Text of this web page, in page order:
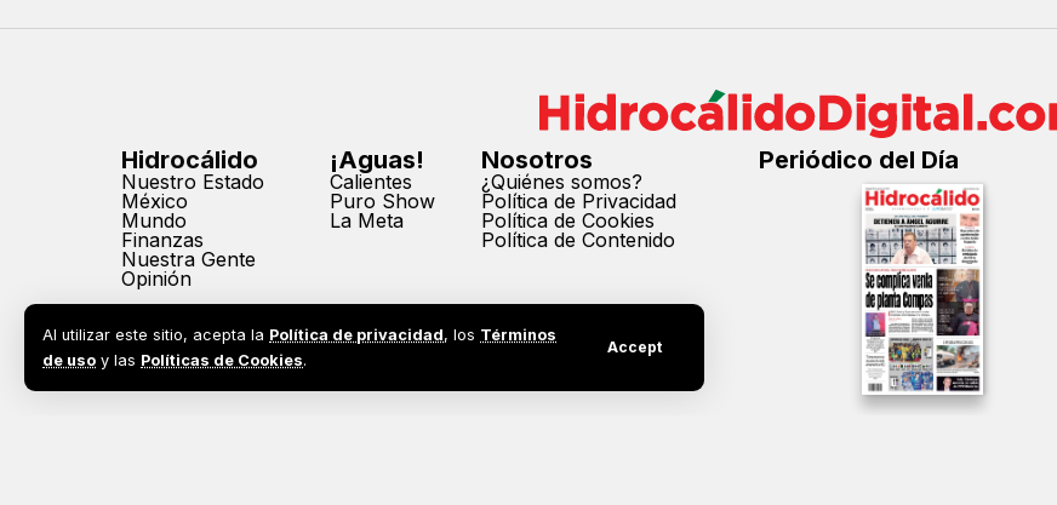
Al utilizar este sitio, acepta la Política de privacidad, los Términos
de uso y las Políticas de Cookies.
Accept
Hidrocálido
Nuestro Estado
México
Mundo
Finanzas
Nuestra Gente
Opinión
¡Aguas!
Calientes
Puro Show
La Meta
Nosotros
¿Quiénes somos?
Política de Privacidad
Política de Cookies
Política de Contenido
Periódico del Día